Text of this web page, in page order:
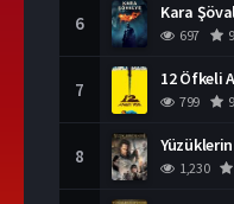
6 Kara
697
7 12 Öfkeli
799
8
1,230